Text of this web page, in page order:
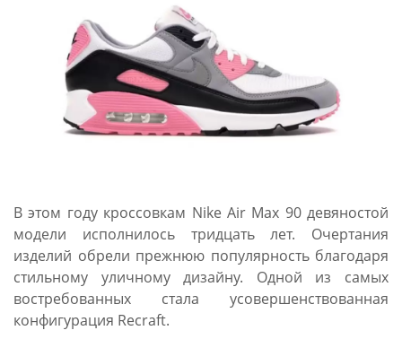
В этом году кроссовкам Nike Air Max 90 девяностой
модели исполнилось тридцать лет. Очертания
изделий обрели прежнюю популярность благодаря
стильному уличному дизайну. Одной из самых
востребованных стала усовершенствованная
конфигурация Recraft.